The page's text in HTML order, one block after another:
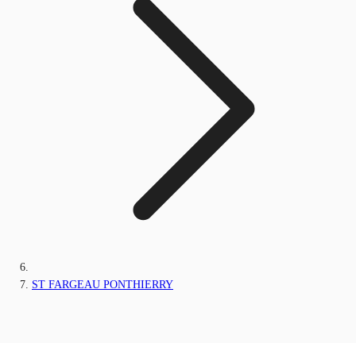
ST FARGEAU PONTHIERRY